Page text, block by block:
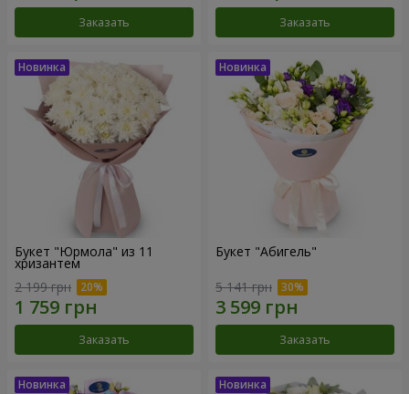
Заказать Заказать
Букет "Юрмола" из 11
хризантем
2 199 грн
Заказать
Букет "Абигель"
5 141 грн
Заказать